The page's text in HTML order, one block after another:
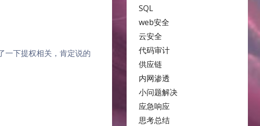
SQL
web安全
云安全
代码审计
供应链
内网渗透
小问题解决
应急响应
思考总结
一下提权相关，肯定说的